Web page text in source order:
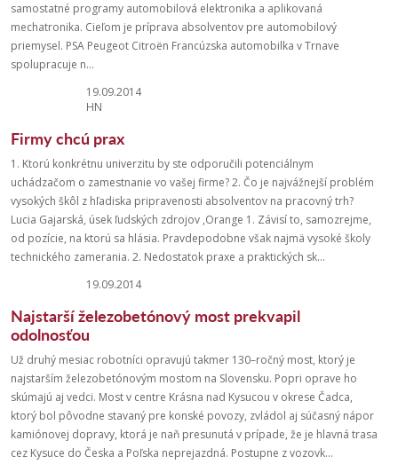
samostatné programy automobilová elektronika a aplikovaná
mechatronika. Cieľom je príprava absolventov pre automobilový
priemysel. PSA Peugeot Citroën Francúzska automobilka v Trnave
spolupracuje n...
19.09.2014
HN
Firmy chcú prax
1. Ktorú konkrétnu univerzitu by ste odporučili potenciálnym
uchádzačom o zamestnanie vo vašej firme? 2. Čo je najvážnejší problém
vysokých škôl z hľadiska pripravenosti absolventov na pracovný trh?
Lucia Gajarská, úsek ľudských zdrojov ,Orange 1. Závisí to, samozrejme,
od pozície, na ktorú sa hlásia. Pravdepodobne však najmä vysoké školy
technického zamerania. 2. Nedostatok praxe a praktických sk...
19.09.2014
Najstarší železobetónový most prekvapil
odolnosťou
Už druhý mesiac robotníci opravujú takmer 130–ročný most, ktorý je
najstarším železobetónovým mostom na Slovensku. Popri oprave ho
skúmajú aj vedci. Most v centre Krásna nad Kysucou v okrese Čadca,
ktorý bol pôvodne stavaný pre konské povozy, zvládol aj súčasný nápor
kamiónovej dopravy, ktorá je naň presunutá v prípade, že je hlavná trasa
cez Kysuce do Česka a Poľska neprejazdná. Postupne z vozovk...